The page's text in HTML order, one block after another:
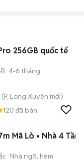
256GB quốc tế
4-6 tháng
(P. Long Xuyên mới)
120 đã bán
Mã Lò • Nhà 4 Tầng
Nhà ngõ, hẻm